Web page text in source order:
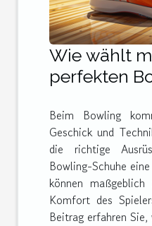
Wie wählt
perfekten
aus?
Beim Bowling
Geschick und
die richtige
Bowling-Schuhe
können
Komfort des
Beitrag erfahren